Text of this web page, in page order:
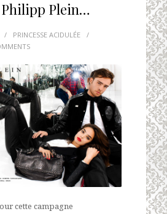
Plein…
/ PRINCESSE ACIDULÉE
/
cette campagne